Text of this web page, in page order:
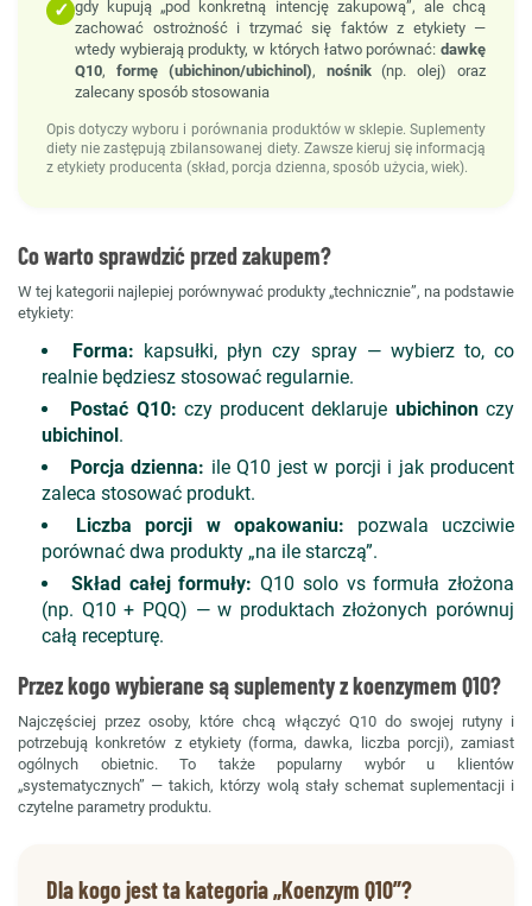
✓ gdy kupują „pod konkretną intencję zakupową”, ale chcą
zachować ostrożność i trzymać się faktów z etykiety —
wtedy wybierają produkty, w których łatwo porównać: dawkę
Q10, formę (ubichinon/ubichinol), nośnik(np. olej) oraz
zalecany sposób stosowania
Opis dotyczy wyboru i porównania produktów w sklepie. Suplementy
diety nie zastępują zbilansowanej diety. Zawsze kieruj się informacją
z etykiety producenta (skład, porcja dzienna, sposób użycia, wiek).
Co warto sprawdzić przed zakupem?
W tej kategorii najlepiej porównywać produkty „technicznie”, na podstawie
etykiety:
Forma: kapsułki, płyn czy spray — wybierz to, co
realnie będziesz stosować regularnie.
Postać Q10: czy producent deklaruje ubichinonczy
ubichinol .
Porcja dzienna: ile Q10 jest w porcji i jak producent
zaleca stosować produkt.
Liczba porcji w opakowaniu: pozwala uczciwie
porównać dwa produkty „na ile starczą”.
Skład całej formuły: Q10 solo vs formuła złożona
(np. Q10 + PQQ) — w produktach złożonych porównuj
całą recepturę.
Przez kogo wybierane są suplementy z koenzymem Q10?
Najczęściej przez osoby, które chcą włączyć Q10 do swojej rutyny i
potrzebują konkretów z etykiety (forma, dawka, liczba porcji), zamiast
ogólnych obietnic. To także popularny wybór u klientów
„systematycznych” — takich, którzy wolą stały schemat suplementacji i
czytelne parametry produktu.
Dla kogo jest ta kategoria „Koenzym Q10”?